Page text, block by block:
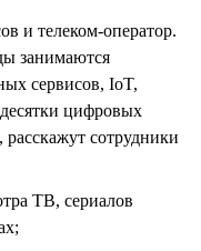
и телеком-оператор.
занимаются
сервисов, IoT,
цифровых
сотрудники
ТВ, сериалов